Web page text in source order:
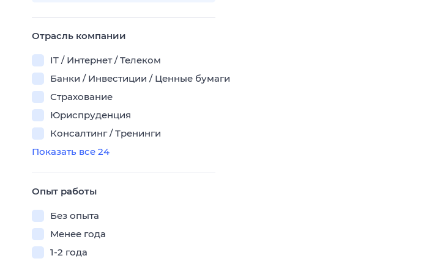
Отрасль компании
IT / Интернет / Телеком
Банки / Инвестиции / Ценные бумаги
Страхование
Юриспруденция
Консалтинг / Тренинги
Показать все 24
Опыт работы
Без опыта
Менее года
1-2 года